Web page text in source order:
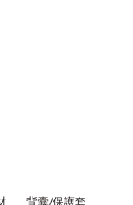
背囊/保護套